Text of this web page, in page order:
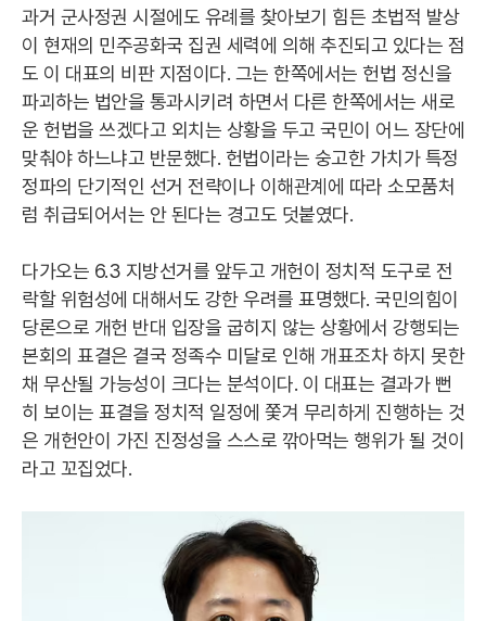
과거 군사정권 시절에도 유례를 찾아보기 힘든 초법적 발상
이 현재의 민주공화국 집권 세력에 의해 추진되고 있다는 점
도 이 대표의 비판 지점이다. 그는 한쪽에서는 헌법 정신을
파괴하는 법안을 통과시키려 하면서 다른 한쪽에서는 새로
운 헌법을 쓰겠다고 외치는 상황을 두고 국민이 어느 장단에
맞춰야 하느냐고 반문했다. 헌법이라는 숭고한 가치가 특정
정파의 단기적인 선거 전략이나 이해관계에 따라 소모품처
럼 취급되어서는 안 된다는 경고도 덧붙였다.
다가오는 6.3 지방선거를 앞두고 개헌이 정치적 도구로 전
락할 위험성에 대해서도 강한 우려를 표명했다. 국민의힘이
당론으로 개헌 반대 입장을 굽히지 않는 상황에서 강행되는
본회의 표결은 결국 정족수 미달로 인해 개표조차 하지 못한
채 무산될 가능성이 크다는 분석이다. 이 대표는 결과가 뻔
히 보이는 표결을 정치적 일정에 쫓겨 무리하게 진행하는 것
은 개헌안이 가진 진정성을 스스로 깎아먹는 행위가 될 것이
라고 꼬집었다.